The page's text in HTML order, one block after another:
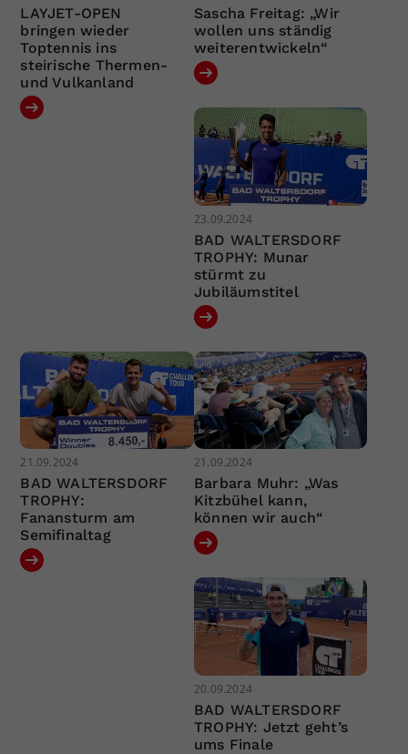
LAYJET-OPEN
bringen wieder
Toptennis ins
steirische Thermen-
und Vulkanland
Sascha Freitag: „Wir
wollen uns ständig
weiterentwickeln“
23.09.2024
BAD WALTERSDORF
TROPHY: Munar
stürmt zu
Jubiläumstitel
21.09.2024
BAD WALTERSDORF
TROPHY:
Fanansturm am
Semifinaltag
21.09.2024
Barbara Muhr: „Was
Kitzbühel kann,
können wir auch“
20.09.2024
BAD WALTERSDORF
TROPHY: Jetzt geht’s
ums Finale